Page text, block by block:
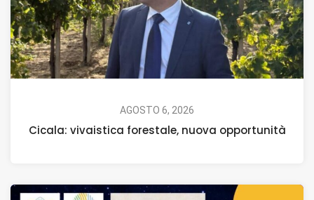
AGOSTO 6, 2026
Cicala: vivaistica forestale, nuova opportunità